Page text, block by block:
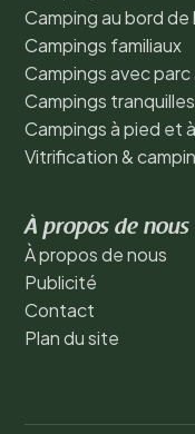
Camping au bord de
Campings familiaux
Campings avec
Campings tranquilles
Campings à pied et
Vitrification &
À propos de nous
À propos de nous
Publicité
Contact
Plan du site